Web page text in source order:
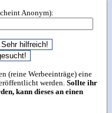
Anonym):
(reine Werbeeinträge) eine
werden.Sollte ihr
kann dieses an einen